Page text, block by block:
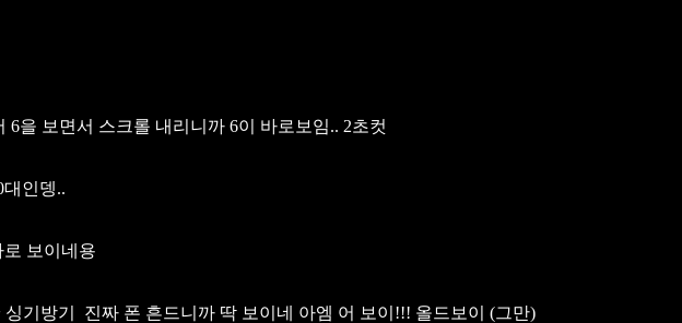
6을 보면서 스크롤 내리니까 6이 바로보임.. 2초컷
인뎅..
보이네용
기방기
진짜 폰 흔드니까 딱 보이네 아엠 어 보이!!! 올드보이 (그만)